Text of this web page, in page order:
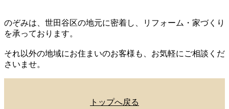
のぞみは、世田谷区の地元に密着し、リフォーム・家づくり
を承っております。
それ以外の地域にお住まいのお客様も、お気軽にご相談くだ
さいませ。
トップへ戻る